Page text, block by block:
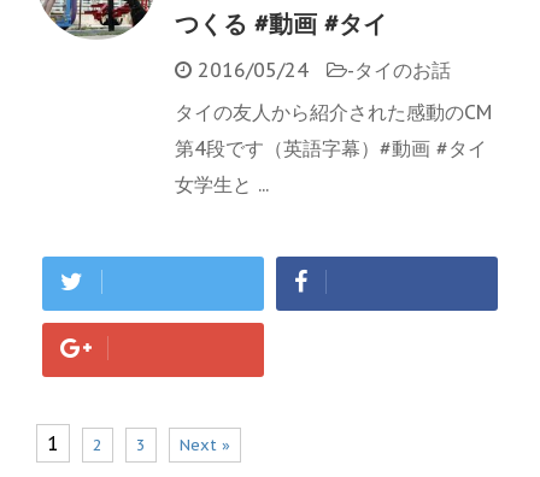
つくる #動画 #タイ
2016/05/24 -タイのお話
タイの友人から紹介された感動のCM
第4段です（英語字幕）#動画 #タイ
女学生と ...
1 2 3 Next »